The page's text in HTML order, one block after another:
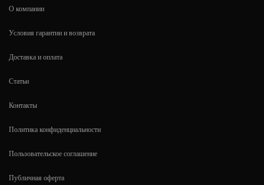
О компании
Условия гарантии и возврата
Доставка и оплата
Статьи
Контакты
Политика конфиденциальности
Пользовательское соглашение
Публичная оферта